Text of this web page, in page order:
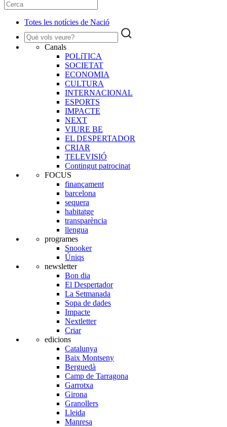
Totes les notícies de Nació
Canals
POLíTICA
SOCIETAT
ECONOMIA
CULTURA
INTERNACIONAL
ESPORTS
IMPACTE
NEXT
VIURE BE
EL DESPERTADOR
CRIAR
TELEVISIÓ
Contingut patrocinat
FOCUS
finançament
barcelona
sequera
habitatge
transparència
llengua
programes
Snooker
Úniqs
newsletter
Bon dia
El Despertador
La Setmanada
Sopa de dades
Impacte
Nextletter
Criar
edicions
Catalunya
Baix Montseny
Berguedà
Camp de Tarragona
Garrotxa
Girona
Granollers
Lleida
Manresa